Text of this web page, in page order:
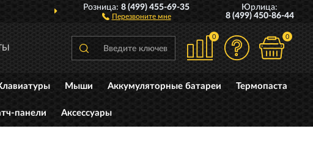
ПО ВСЕЙ РОССИИ ПОЛНЫЙ
Розница:8 (499) 455-69-35
Перезвоните мне
Юрлица:
8 (499) 450-86-44
0 0
Мыши Аккумуляторные батареи Термопаста
панели Аксессуары